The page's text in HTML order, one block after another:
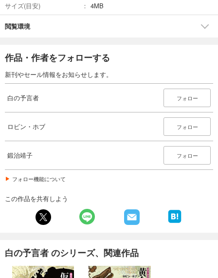
サイズ(目安)
4MB
閲覧環境
作品・作者をフォローする
新刊やセール情報をお知らせします。
白の予言者 フォロー
ロビン・ホブ フォロー
鍛治靖子 フォロー
フォロー機能について
この作品を共有しよう
白の予言者 のシリーズ、関連作品